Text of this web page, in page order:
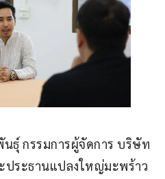
ธุ์ กรรมการผู้จัดการ บริษัท
ประธานแปลงใหญ่มะพร้าว